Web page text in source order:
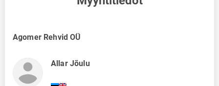
Agomer Rehvid OÜ
Allar Jõulu